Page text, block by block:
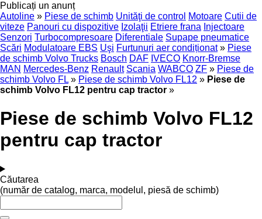
Publicați un anunț
Autoline » Piese de schimb Unităţi de control Motoare Cutii de
viteze Panouri cu dispozitive Izolaţii Etriere frana Injectoare
Senzori Turbocompresoare Diferentiale Supape pneumatice
Scări Modulatoare EBS Uşi Furtunuri aer condiționat » Piese
de schimb Volvo Trucks Bosch DAF IVECO Knorr-Bremse
MAN Mercedes-Benz Renault Scania WABCO ZF » Piese de
schimb Volvo FL » Piese de schimb Volvo FL12 » Piese de
schimb Volvo FL12 pentru cap tractor »
Piese de schimb Volvo FL12
pentru cap tractor
Căutarea
(număr de catalog, marca, modelul, piesă de schimb)